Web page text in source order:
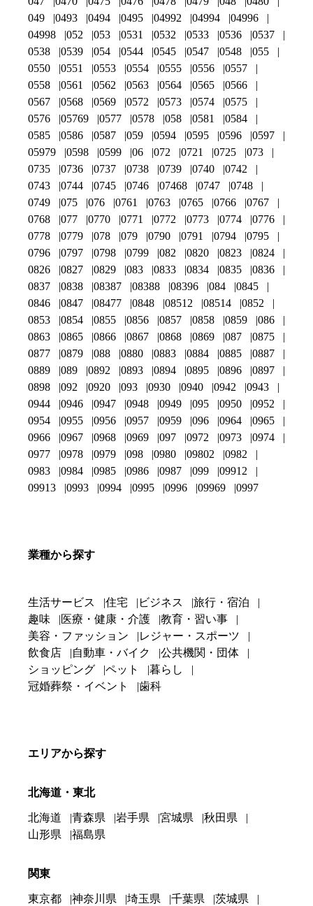
049
0493 0494 0495 04992 04994
04996
04998
052 053 0531 0532 0533 0536
0537
0538
0539 054 0544 0545 0547 0548
055
0550
0551 0553 0554 0555 0556
0557
0558
0561 0562 0563 0564 0565
0566
0567
0568 0569 0572 0573 0574
0575
0576
05769 0577 0578 058 0581
0584
0585
0586 0587 059 0594 0595 0596
0597
05979
0598 0599 06 072 0721 0725
073
0735
0736 0737 0738 0739 0740
0742
0743
0744 0745 0746 07468 0747
0748
0749
075 076 0761 0763 0765 0766
0767
0768
077 0770 0771 0772 0773 0774
0776
0778
0779 078 079 0790 0791 0794
0795
0796
0797 0798 0799 082 0820 0823
0824
0826
0827 0829 083 0833 0834 0835
0836
0837
0838 08387 08388 08396 084
0845
0846
0847 08477 0848 08512 08514
0852
0853
0854 0855 0856 0857 0858 0859
086
0863
0865 0866 0867 0868 0869 087
0875
0877
0879 088 0880 0883 0884 0885
0887
0889
089 0892 0893 0894 0895 0896
0897
0898
092 0920 093 0930 0940 0942
0943
0944
0946 0947 0948 0949 095 0950
0952
0954
0955 0956 0957 0959 096 0964
0965
0966
0967 0968 0969 097 0972 0973
0974
0977
0978 0979 098 0980 09802
0982
0983
0984 0985 0986 0987 099
09912
09913
0993 0994 0995 0996 09969 0997
業種から探す
生活サービス 住宅 ビジネス
旅行・宿泊
趣味
医療・健康・介護
教育・習い事
美容・ファッション
レジャー・スポーツ
飲食店
自動車・バイク
公共機関・団体
ショッピング
ペット
暮らし
冠婚葬祭・イベント
歯科
エリアから探す
北海道・東北
北海道 青森県 岩手県 宮城県
秋田県
山形県
福島県
関東
東京都 神奈川県 埼玉県 千葉県
茨城県